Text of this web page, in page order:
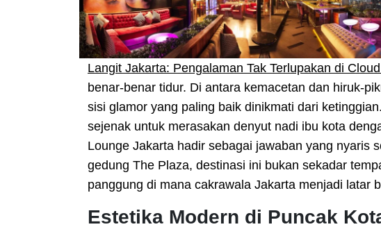
Langit Jakarta: Pengalaman Tak Terlupakan di
benar-benar tidur. Di antara kemacetan dan hiruk-
sisi glamor yang paling baik dinikmati dari
sejenak untuk merasakan denyut nadi ibu kota
Lounge Jakarta hadir sebagai jawaban yang nyaris
gedung The Plaza, destinasi ini bukan sekadar
panggung di mana cakrawala Jakarta menjadi latar
Estetika Modern di Puncak